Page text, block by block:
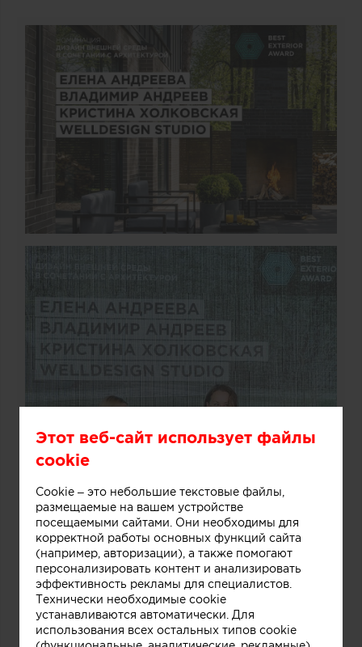
Этот веб-сайт использует файлы
cookie
Cookie – это небольшие текстовые файлы,
размещаемые на вашем устройстве
посещаемыми сайтами. Они необходимы для
корректной работы основных функций сайта
(например, авторизации), а также помогают
персонализировать контент и анализировать
эффективность рекламы для специалистов.
Технически необходимые cookie
устанавливаются автоматически. Для
использования всех остальных типов cookie